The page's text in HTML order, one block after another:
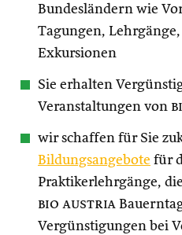
Bundesländern wie
Tagungen,
Exkursionen
Sie erhalten
Veranstaltungen von
wir schaffen für Sie
Bildungsangebote für
Praktikerlehrgänge,
bio austria
Vergünstigungen bei